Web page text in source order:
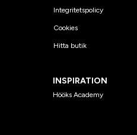
Integritetspolicy
Cookies
Hitta butik
INSPIRATION
Hööks Academy